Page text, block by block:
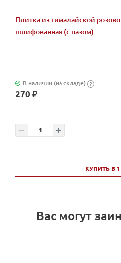
Плитка из гималайской
шлифованная (с пазом)
В наличии (на складе) ?
270 ₽
КУПИТЬ В
Вас могут